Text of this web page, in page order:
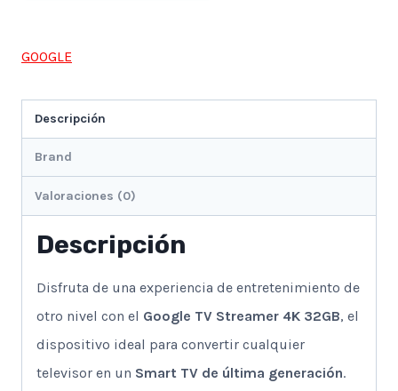
GOOGLE
Descripción
Brand
Valoraciones (0)
Descripción
Disfruta de una experiencia de entretenimiento de
otro nivel con el Google TV Streamer 4K 32GB, el
dispositivo ideal para convertir cualquier
televisor en un Smart TV de última generación.